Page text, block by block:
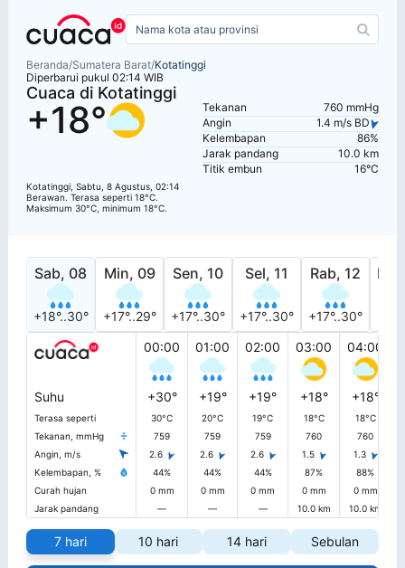
Beranda/Sumatera Barat/Kotatinggi
Diperbarui pukul 02:14 WIB
Cuaca di Kotatinggi
+18°
Kotatinggi, Sabtu, 8 Agustus, 02:14
Berawan. Terasa seperti 18°C.
Maksimum 30°C, minimum 18°C.
Tekanan
760 mmHg
Angin
1.4 m/s BD
Kelembapan
86%
Jarak pandang
10.0 km
Titik embun
16°C
Sab, 08
+18°..30°
Min, 09
+17°..29°
Sen, 10
+17°..30°
Sel, 11
+17°..30°
Rab, 12
+17°..30°
00:00
01:00 02:00 03:00 04:00
Suhu +30° +19° +19° +18° +18°
Terasa seperti 30°C 20°C 19°C 18°C
18°C
Tekanan, mmHg
759 759 759 760
760
Angin, m/s
2.6 2.6 2.6 1.5 1.3
Kelembapan, %
44% 44% 44% 87%
88%
Curah hujan
0 mm 0 mm 0 mm 0 mm 0 mm
Jarak pandang
— — — 10.0 km 10.0 km
7 hari 10 hari 14 hari Sebulan